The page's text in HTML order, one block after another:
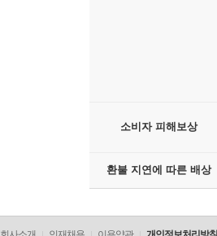
소비자 피해보상
환불 지연에 따른 배상